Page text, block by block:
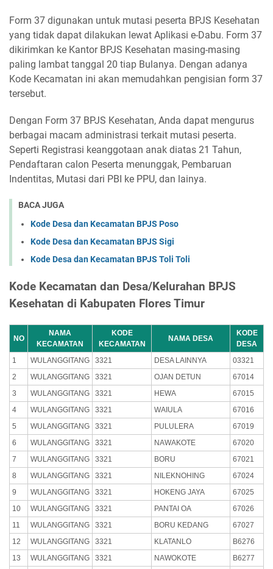
Form 37 digunakan untuk mutasi peserta BPJS Kesehatan
yang tidak dapat dilakukan lewat Aplikasi e-Dabu. Form 37
dikirimkan ke Kantor BPJS Kesehatan masing-masing
paling lambat tanggal 20 tiap Bulanya. Dengan adanya
Kode Kecamatan ini akan memudahkan pengisian form 37
tersebut.
Dengan Form 37 BPJS Kesehatan, Anda dapat mengurus
berbagai macam administrasi terkait mutasi peserta.
Seperti Registrasi keanggotaan anak diatas 21 Tahun,
Pendaftaran calon Peserta menunggak, Pembaruan
Indentitas, Mutasi dari PBI ke PPU, dan lainya.
BACA JUGA
Kode Desa dan Kecamatan BPJS Poso
Kode Desa dan Kecamatan BPJS Sigi
Kode Desa dan Kecamatan BPJS Toli Toli
Kode Kecamatan dan Desa/Kelurahan BPJS
Kesehatan di Kabupaten Flores Timur
NO
NAMA
KECAMATAN
KODE
KECAMATAN
NAMA DESA
KODE
DESA
1
WULANGGITANG 3321 DESA LAINNYA
03321
2
WULANGGITANG 3321 OJAN DETUN
67014
3
WULANGGITANG 3321 HEWA
67015
4
WULANGGITANG 3321 WAIULA
67016
5
WULANGGITANG 3321 PULULERA
67019
6
WULANGGITANG 3321 NAWAKOTE
67020
7
WULANGGITANG 3321 BORU
67021
8
WULANGGITANG 3321 NILEKNOHING
67024
9
WULANGGITANG 3321 HOKENG JAYA
67025
10
WULANGGITANG 3321 PANTAI OA
67026
11
WULANGGITANG 3321 BORU KEDANG
67027
12
WULANGGITANG 3321 KLATANLO
B6276
13
WULANGGITANG 3321 NAWOKOTE
B6277